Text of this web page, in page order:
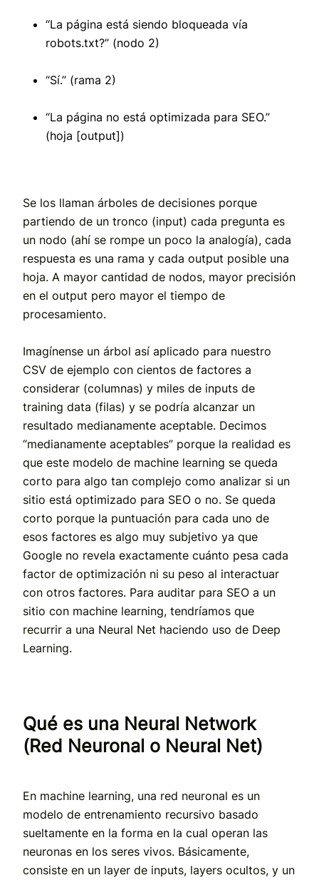
“La página está siendo bloqueada vía
robots.txt?” (nodo 2)
“Sí.” (rama 2)
“La página no está optimizada para SEO.”
(hoja [output])
Se los llaman árboles de decisiones porque
partiendo de un tronco (input) cada pregunta es
un nodo (ahí se rompe un poco la analogía), cada
respuesta es una rama y cada output posible una
hoja. A mayor cantidad de nodos, mayor precisión
en el output pero mayor el tiempo de
procesamiento.
Imagínense un árbol así aplicado para nuestro
CSV de ejemplo con cientos de factores a
considerar (columnas) y miles de inputs de
training data (filas) y se podría alcanzar un
resultado medianamente aceptable. Decimos
“medianamente aceptables” porque la realidad es
que este modelo de machine learning se queda
corto para algo tan complejo como analizar si un
sitio está optimizado para SEO o no. Se queda
corto porque la puntuación para cada uno de
esos factores es algo muy subjetivo ya que
Google no revela exactamente cuánto pesa cada
factor de optimización ni su peso al interactuar
con otros factores. Para auditar para SEO a un
sitio con machine learning, tendríamos que
recurrir a una Neural Net haciendo uso de Deep
Learning.
Qué es una Neural Network
(Red Neuronal o Neural Net)
En machine learning, una red neuronal es un
modelo de entrenamiento recursivo basado
sueltamente en la forma en la cual operan las
neuronas en los seres vivos. Básicamente,
consiste en un layer de inputs, layers ocultos, y un